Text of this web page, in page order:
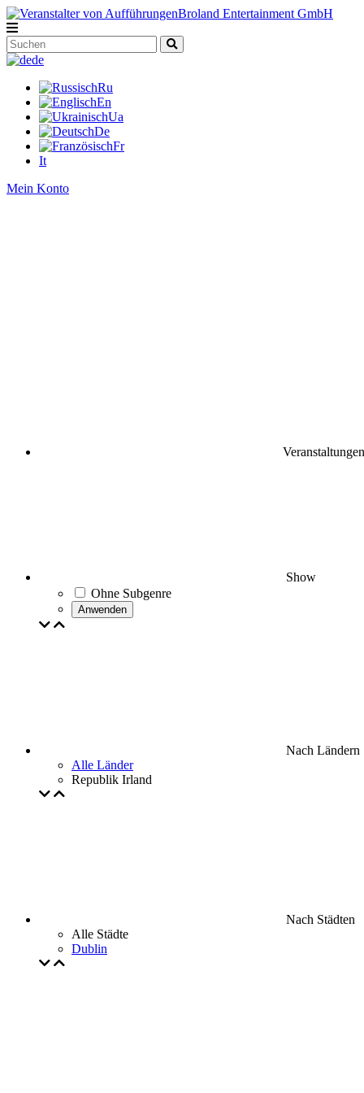
de
Ru
En
Ua
De
Fr
It
Mein Konto
Veranstaltungen
Show
Ohne Subgenre
Anwenden
Nach Ländern
Alle Länder
Republik Irland
Nach Städten
Alle Städte
Dublin